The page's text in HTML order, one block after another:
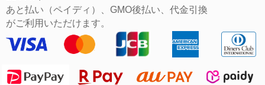
あと払い（ペイディ）、GMO後払い、代金引換
がご利用いただけます。